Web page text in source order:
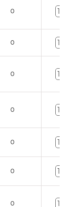
0
0
0
0
0
0
0